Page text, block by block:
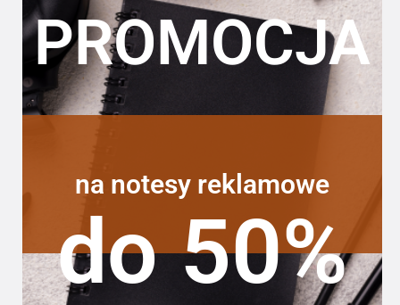
PROMOCJA
na notesy reklamowe
do 50%